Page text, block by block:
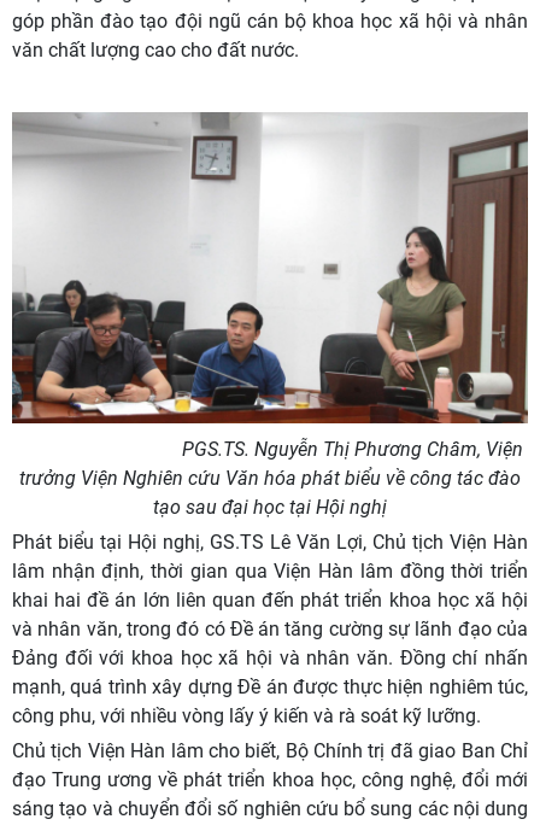
góp phần đào tạo đội ngũ cán bộ khoa học xã hội và nhân
văn chất lượng cao cho đất nước.
PGS.TS. Nguyễn Thị Phương Châm, Viện
trưởng Viện Nghiên cứu Văn hóa phát biểu về công tác đào
tạo sau đại học tại Hội nghị
Phát biểu tại Hội nghị, GS.TS Lê Văn Lợi, Chủ tịch Viện Hàn
lâm nhận định, thời gian qua Viện Hàn lâm đồng thời triển
khai hai đề án lớn liên quan đến phát triển khoa học xã hội
và nhân văn, trong đó có Đề án tăng cường sự lãnh đạo của
Đảng đối với khoa học xã hội và nhân văn. Đồng chí nhấn
mạnh, quá trình xây dựng Đề án được thực hiện nghiêm túc,
công phu, với nhiều vòng lấy ý kiến và rà soát kỹ lưỡng.
Chủ tịch Viện Hàn lâm cho biết, Bộ Chính trị đã giao Ban Chỉ
đạo Trung ương về phát triển khoa học, công nghệ, đổi mới
sáng tạo và chuyển đổi số nghiên cứu bổ sung các nội dung